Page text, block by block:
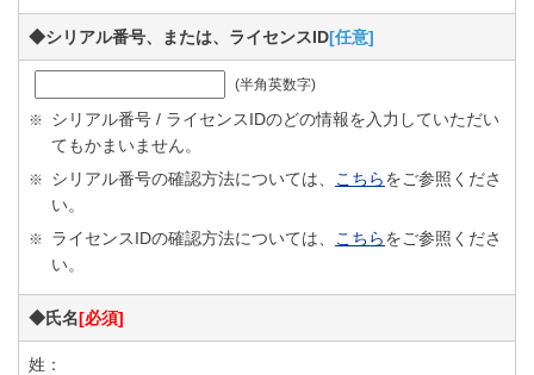
◆シリアル番号、または、ライセンスID[任意]
(半角英数字)
※
シリアル番号 / ライセンスIDのどの情報を入力していただい
てもかまいません。
※ シリアル番号の確認方法については、 こちらをご参照くださ
い。
※ ライセンスIDの確認方法については、 こちらをご参照くださ
い。
◆氏名[必須]
姓：